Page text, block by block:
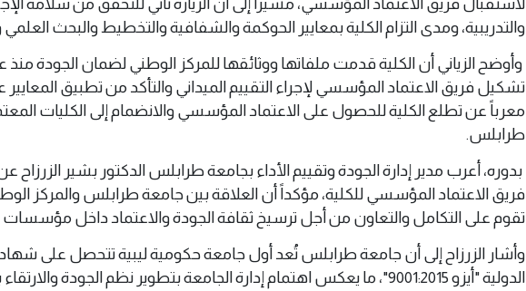
والتدريبية، ومدى التزام الكلية بمعايير الحوكمة والشفافية والتخطيط والبحث
وأوضح الزياني أن الكلية قدمت ملفاتها ووثائقها للمركز الوطني لضمان الجودة
تشكيل فريق الاعتماد المؤسسي لإجراء التقييم الميداني والتأكد من تطبيق
معرباً عن تطلع الكلية للحصول على الاعتماد المؤسسي والانضمام إلى الكليات
طرابلس.
بدوره، أعرب مدير إدارة الجودة وتقييم الأداء بجامعة طرابلس الدكتور بشير الزرزاح عن
فريق الاعتماد المؤسسي للكلية، مؤكداً أن العلاقة بين جامعة طرابلس والمركز
تقوم على التكامل والتعاون من أجل ترسيخ ثقافة الجودة والاعتماد داخل مؤسسات
وأشار الزرزاح إلى أن جامعة طرابلس تُعد أول جامعة حكومية ليبية تتحصل على
الدولية "أيزو 9001:2015"، ما يعكس اهتمام إدارة الجامعة بتطوير نظم الجودة